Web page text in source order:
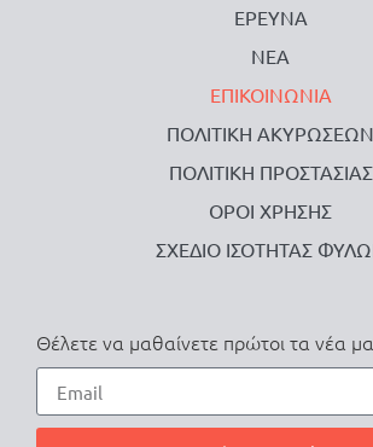
ΕΡΕΥΝΑ
ΝΕΑ
ΕΠΙΚΟΙΝΩΝΙΑ
ΠΟΛΙΤΙΚΗ ΑΚΥΡΩΣΕΩΝ
ΠΟΛΙΤΙΚΗ ΠΡΟΣΤΑΣΙΑΣ
ΟΡΟΙ ΧΡΗΣΗΣ
ΣΧΕΔΙΟ ΙΣΟΤΗΤΑΣ
Θέλετε να μαθαίνετε πρώτοι τα νέα